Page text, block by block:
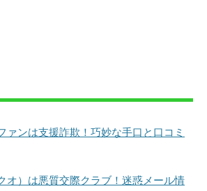
ァンは支援詐欺！巧妙な手口と口コミ
オ）は悪質交際クラブ！迷惑メール情